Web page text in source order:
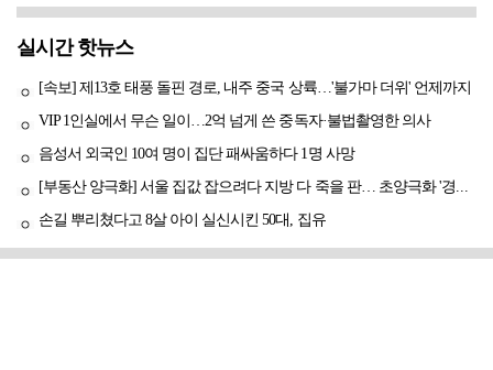
실시간 핫뉴스
[속보] 제13호 태풍 돌핀 경로, 내주 중국 상륙…'불가마 더위' 언제까지
VIP 1인실에서 무슨 일이…2억 넘게 쓴 중독자·불법촬영한 의사
음성서 외국인 10여 명이 집단 패싸움하다 1명 사망
손길 뿌리쳤다고 8살 아이 실신시킨 50대, 집유